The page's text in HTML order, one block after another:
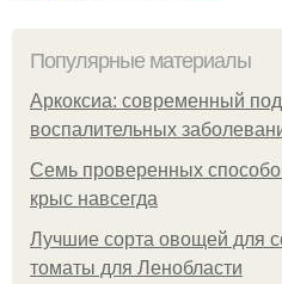
Популярные материалы
Аркоксиа: современный
воспалительных
Семь проверенных
крыс навсегда
Лучшие сорта овощей для
томаты для Ленобласти